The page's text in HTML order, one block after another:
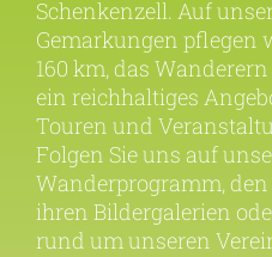
Schenkenzell. Auf
Gemarkungen pflegen
160 km, das
ein reichhaltiges
Touren und
Folgen Sie uns auf
Wanderprogramm,
ihren Bildergalerien
rund um unseren